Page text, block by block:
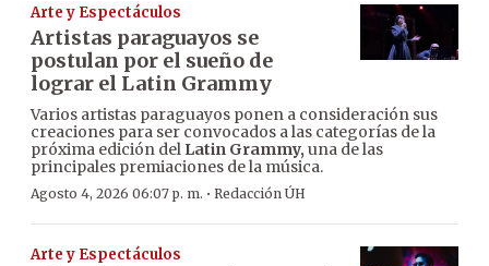
Arte y Espectáculos
Artistas paraguayos se
postulan por el sueño de
lograr el Latin Grammy
Varios artistas paraguayos ponen a consideración sus
creaciones para ser convocados a las categorías de la
próxima edición del Latin Grammy, una de las
principales premiaciones de la música.
Agosto 4, 2026 06:07 p. m. · Redacción ÚH
Arte y Espectáculos